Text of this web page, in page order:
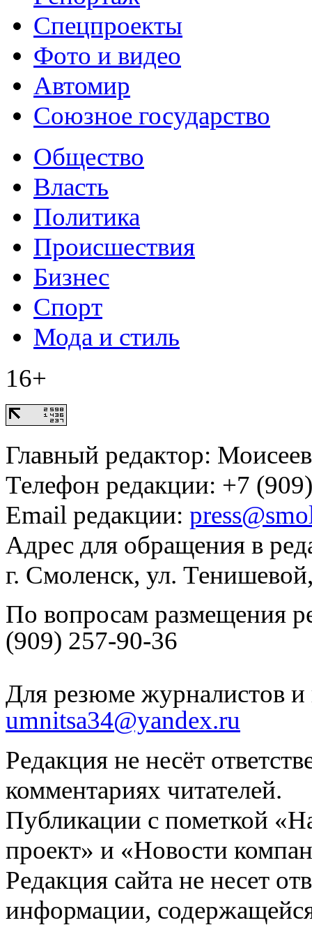
Спецпроекты
Фото и видео
Автомир
Союзное государство
Общество
Власть
Политика
Происшествия
Бизнес
Спорт
Мода и стиль
16+
Главный редактор:
Телефон редакции: +7
Email редакции:
Адрес для обращения в
г. Смоленск, ул.
По вопросам размещения
(909) 257-90-36
Для резюме журналистов и
umnitsa34@yandex.ru
Редакция не несёт
комментариях читателей.
Публикации с пометкой
проект» и «Новости
Редакция сайта не несет
информации,